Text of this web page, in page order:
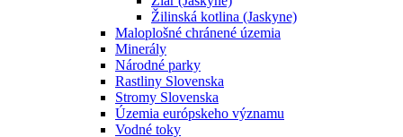
Žilinská kotlina (Jaskyne)
Maloplošné chránené územia
Minerály
Národné parky
Rastliny Slovenska
Stromy Slovenska
Územia európskeho významu
Vodné toky